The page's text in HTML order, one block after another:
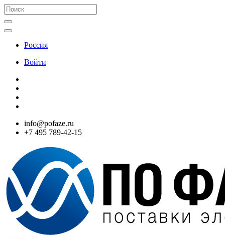
Россия
Войти
info@pofaze.ru
+7 495 789-42-15